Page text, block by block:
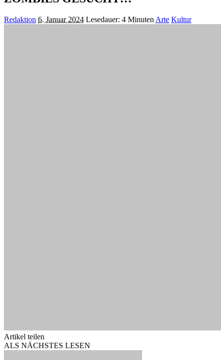
Posted
Redaktion 6. Januar 2024 Lesedauer: 4 Minuten Arte Kultur
Artikel teilen
ALS NÄCHSTES LESEN